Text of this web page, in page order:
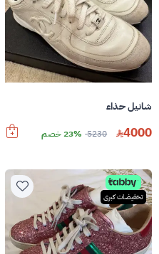
شانيل حذاء
4000
5230 23% خصم
تخفيضات كبرى